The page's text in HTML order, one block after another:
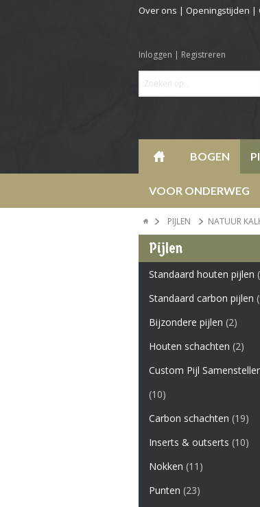
Over ons | Openingstijden |
Inloggen | Registreren
BOGEN
VOOR ONDERWEG
PIJLEN NATUUR
Pijlen
Standaard houten pijlen
Standaard carbon pijlen
Bijzondere pijlen (2)
Houten schachten (2)
Custom Pijl
(10)
Carbon schachten (19)
Inserts & outserts (10)
Nokken (11)
Punten (23)